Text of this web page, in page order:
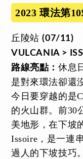
2023 環法第
丘陵站(07/11)
VULCANIA >
路線亮點： 休息
是對來環法卻還
今日要穿越的是
的火山群。前30
美地形，在下坡
Issoire，是一連
過人的下坡技巧。